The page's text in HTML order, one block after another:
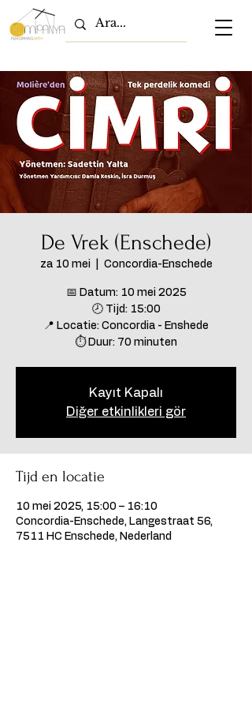
De Vrek (Enschede)
za 10 mei
  |
Concordia-Enschede
📅 Datum: 10 mei 2025
🕗 Tijd: 15:00
📍 Locatie: Concordia - Enshede
⏱ Duur: 70 minuten
Kayıt Kapalı
Diğer etkinlikleri gör
Tijd en locatie
10 mei 2025, 15:00 – 16:10
Concordia-Enschede, Langestraat 56,
7511 HC Enschede, Nederland